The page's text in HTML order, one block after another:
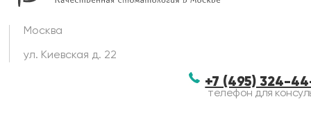
Москва
ул. Киевская д. 22
+7 (495) 324-
телефон для